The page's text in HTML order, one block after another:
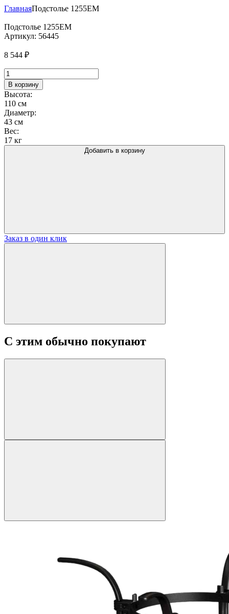
ГлавнаяПодстолье 1255EM
Подстолье 1255EM
Артикул: 56445
8 544 ₽
Количество
товара
Подстолье
1255EM
В корзину
Высота:
110 см
Диаметр:
43 см
Вес:
17 кг
Добавить в корзину
Заказ в один клик
С этим обычно покупают